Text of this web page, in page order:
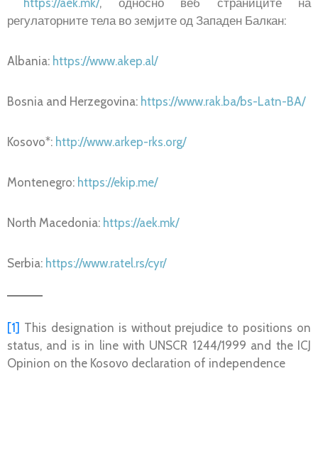
https://aek.mk/, односно веб страниците на
регулаторните тела во земјите од Западен Балкан:
Albania: https://www.akep.al/
Bosnia and Herzegovina: https://www.rak.ba/bs-Latn-BA/
Kosovo*: http://www.arkep-rks.org/
Montenegro: https://ekip.me/
North Macedonia: https://aek.mk/
Serbia: https://www.ratel.rs/cyr/
[1] This designation is without prejudice to positions on
status, and is in line with UNSCR 1244/1999 and the ICJ
Opinion on the Kosovo declaration of independence